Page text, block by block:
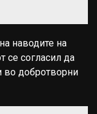
наводите на
се согласил да
во добротворни